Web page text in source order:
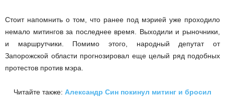
Стоит напомнить о том, что ранее под мэрией уже проходило
немало митингов за последнее время. Выходили и рыночники,
и маршрутчики. Помимо этого, народный депутат от
Запорожской области прогнозировал еще целый ряд подобных
протестов против мэра.
Читайте также: Александр Син покинул митинг и бросил